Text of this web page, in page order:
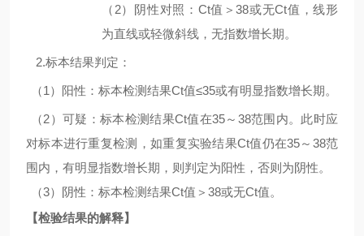
（ 2）阴性对照： Ct值＞38或无Ct值，线形
为直线或轻微斜线，无指数增长期。
2.标本结果判定：
（1 ）阳性：标本检测结果Ct值≤35或有明显指数增长期。
（2）可疑：标本检测结果Ct值在35～ 38范围内。此时应
对标本进行重复检测，如重复实验结果Ct值仍在35～ 38范
围内，有明显指数增长期，则判定为阳性，否则为阴性。
（3）阴性：标本检测结果Ct值＞ 38或无Ct值。
【检验结果的解释】